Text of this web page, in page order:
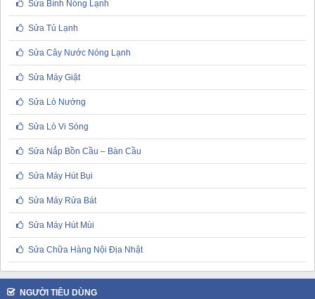
Sửa Bình Nóng Lạnh
Sửa Tủ Lạnh
Sửa Cây Nước Nóng Lạnh
Sửa Máy Giặt
Sửa Lò Nướng
Sửa Lò Vi Sóng
Sửa Nắp Bồn Cầu – Bàn Cầu
Sửa Máy Hút Bụi
Sửa Máy Rửa Bát
Sửa Máy Hút Mùi
Sửa Chữa Hàng Nội Địa Nhật
NGƯỜI TIÊU DÙNG